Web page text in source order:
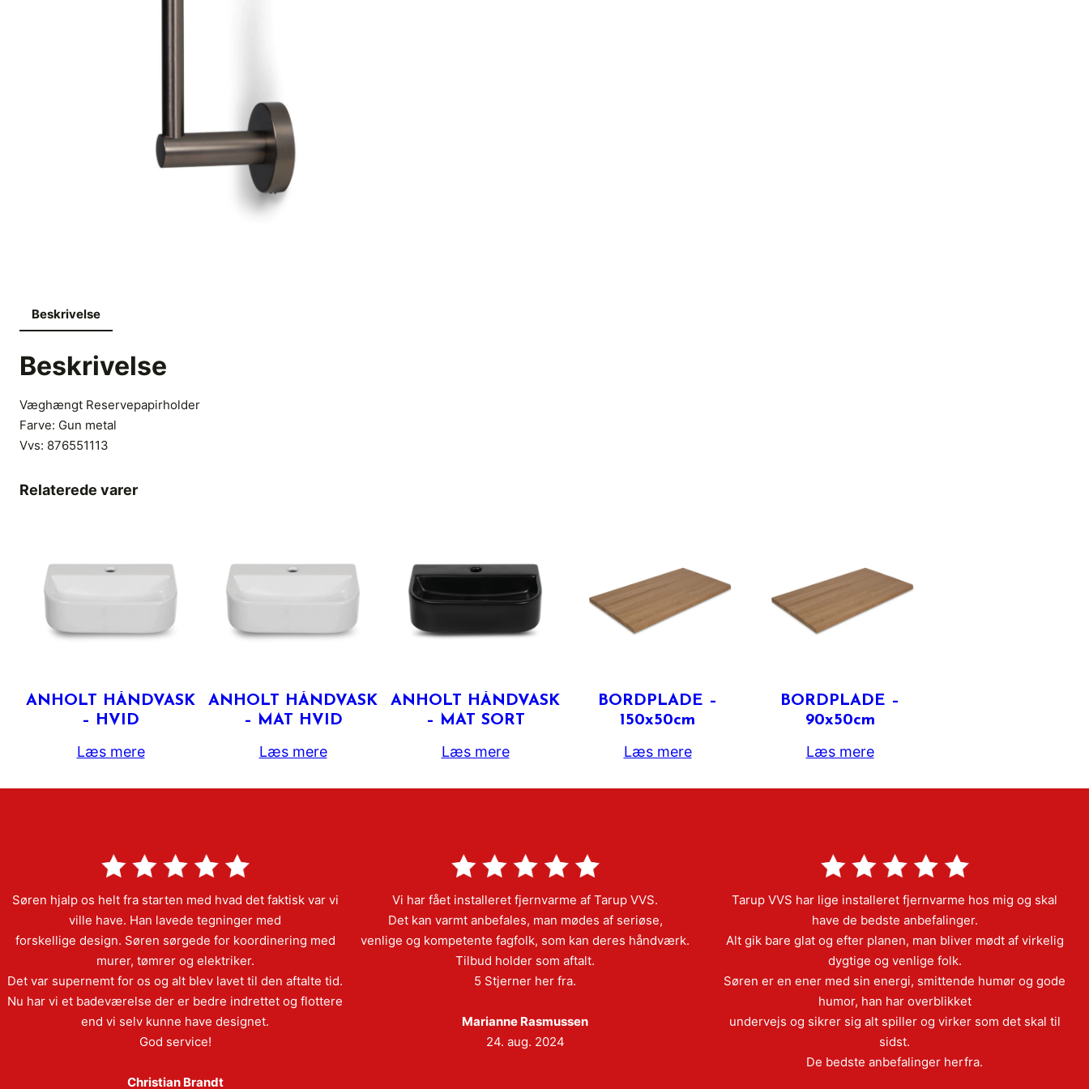
Beskrivelse
Beskrivelse
Væghængt Reservepapirholder
Farve: Gun metal
Vvs: 876551113
Relaterede varer
ANHOLT HÅNDVASK
– HVID
Læs mere
ANHOLT HÅNDVASK
– MAT HVID
Læs mere
ANHOLT HÅNDVASK
– MAT SORT
Læs mere
BORDPLADE –
150x50cm
Læs mere
BORDPLADE –
90x50cm
Læs mere
Søren hjalp os helt fra starten med hvad det faktisk var vi
ville have. Han lavede tegninger med
forskellige design. Søren sørgede for koordinering med
murer, tømrer og elektriker.
Det var supernemt for os og alt blev lavet til den aftalte tid.
Nu har vi et badeværelse der er bedre indrettet og flottere
end vi selv kunne have designet.
God service!
Christian Brandt
Vi har fået installeret fjernvarme af Tarup VVS.
Det kan varmt anbefales, man mødes af seriøse,
venlige og kompetente fagfolk, som kan deres håndværk.
Tilbud holder som aftalt.
5 Stjerner her fra.
Marianne Rasmussen
24. aug. 2024
Tarup VVS har lige installeret fjernvarme hos mig og skal
have de bedste anbefalinger.
Alt gik bare glat og efter planen, man bliver mødt af virkelig
dygtige og venlige folk.
Søren er en ener med sin energi, smittende humør og gode
humor, han har overblikket
undervejs og sikrer sig alt spiller og virker som det skal til
sidst.
De bedste anbefalinger herfra.